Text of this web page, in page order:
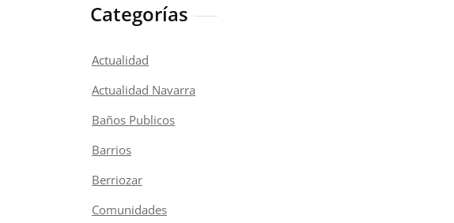
Categorías
Actualidad
Actualidad Navarra
Baños Publicos
Barrios
Berriozar
Comunidades